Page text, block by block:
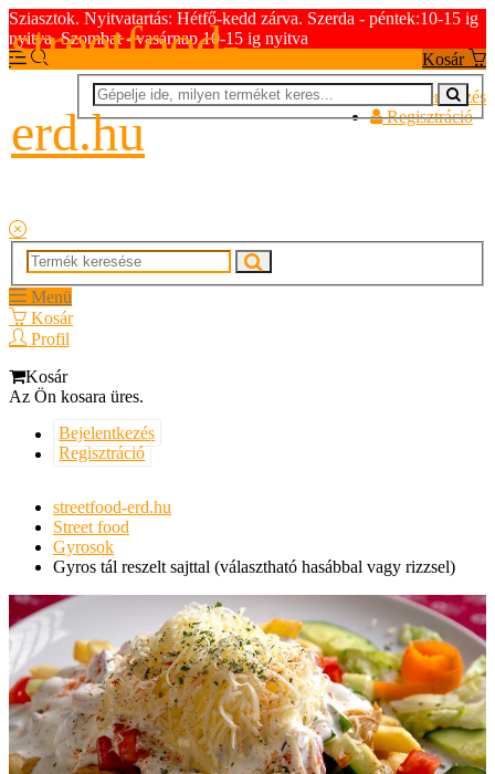
Sziasztok. Nyitvatartás: Hétfő-kedd zárva. Szerda - péntek:10-15 ig
nyitva. Szombat - vasárnap 10-15 ig nyitva
Kosár
Bejelentkezés
Regisztráció
streetfood-
erd.hu
Menü
Kosár
Profil
Kosár
Az Ön kosara üres.
Bejelentkezés
Regisztráció
streetfood-erd.hu
Street food
Gyrosok
Gyros tál reszelt sajttal (választható hasábbal vagy rizzsel)